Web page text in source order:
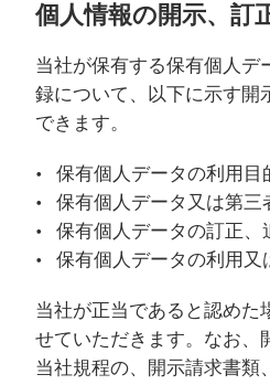
個人情報の開示、訂
当社が保有する保有個人デ
録について、以下に示す開
できます。
保有個人データの利用目
保有個人データ又は第三
保有個人データの訂正、
保有個人データの利用又
当社が正当であると認めた
せていただきます。なお、
当社規程の、開示請求書類